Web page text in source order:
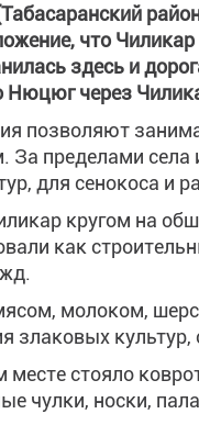
что
здесь и
Нюцюг через
позволяют
За пределами
для сенокоса и
кругом на
как
молоком,
злаковых культур,
месте стояло
чулки, носки,